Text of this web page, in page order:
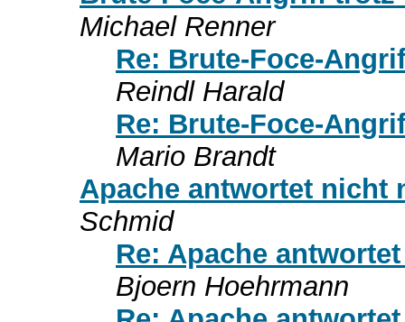
Michael Renner
Re: Brute-Foce-
Reindl Harald
Re: Brute-Foce-
Mario Brandt
Apache antwortet nicht
Schmid
Re: Apache
Bjoern Hoehrmann